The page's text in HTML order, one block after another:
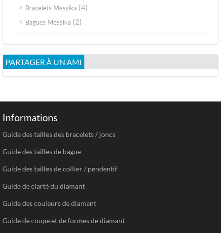
Bracelets Messika (4)
Bagues Messika (2)
PARTAGER À UN AMI
Informations
Guide des tailles des bracelets / joncs
Guide des tailles de bague
Guide des tailles de collier / pendentif
Guide de clarté du diamant
Guide des couleurs de diamant
Guide de coupe et de formes de diamant